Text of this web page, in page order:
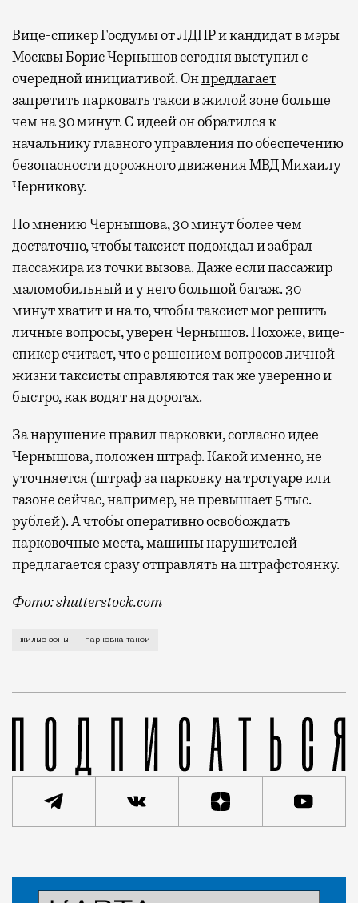
Вице-спикер Госдумы от ЛДПР и кандидат в мэры
Москвы Борис Чернышов сегодня выступил с
очередной инициативой. Онпредлагает
запретить парковать такси в жилой зоне больше
чем на 30 минут. С идеей он обратился к
начальнику главного управления по обеспечению
безопасности дорожного движения МВД Михаилу
Черникову.
По мнению Чернышова, 30 минут более чем
достаточно, чтобы таксист подождал и забрал
пассажира из точки вызова. Даже если пассажир
маломобильный и у него большой багаж. 30
минут хватит и на то, чтобы таксист мог решить
личные вопросы, уверен Чернышов. Похоже, вице-
спикер считает, что с решением вопросов личной
жизни таксисты справляются так же уверенно и
быстро, как водят на дорогах.
За нарушение правил парковки, согласно идее
Чернышова, положен штраф. Какой именно, не
уточняется (штраф за парковку на тротуаре или
газоне сейчас, например, не превышает 5 тыс.
рублей). А чтобы оперативно освобождать
парковочные места, машины нарушителей
предлагается сразу отправлять на штрафстоянку.
Фото: shutterstock.com
Москвичи давно жалуются на машины такси,
жилые зоны парковка такси
Статья
Город
Николай Спиридонов